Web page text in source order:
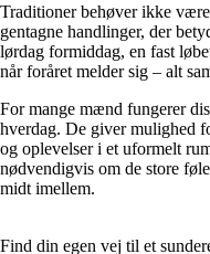
Traditioner behøver ikke
gentagne handlinger, der
lørdag formiddag, en fast
når foråret melder sig – alt
For mange mænd fungerer
hverdag. De giver mulighed
og oplevelser i et uformelt
nødvendigvis om de store
midt imellem.
Find din egen vej til et